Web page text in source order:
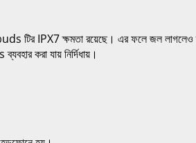
IPX7 ক্ষমতা রয়েছে। এর ফলে জল লাগলেও
করা যায় নির্দিধায়।